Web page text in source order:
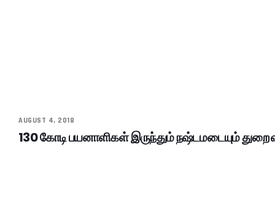
AUGUST 4, 2018
130 கோடி பயனாளிகள் இருந்தும் நஷ்டமடையும்